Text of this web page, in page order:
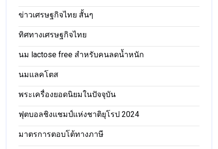
ข่าวเศรษฐกิจไทย สั้นๆ
ทิศทางเศรษฐกิจไทย
นม lactose free สำหรับคนลดน้ำหนัก
นมแลคโตส
พระเครื่องยอดนิยมในปัจจุบัน
ฟุตบอลชิงแชมป์แห่งชาติยุโรป 2024
มาตรการตอบโต้ทางภาษี